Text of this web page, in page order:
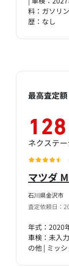
料：ガソリ
歴：なし
石川県金沢市
査定依頼日：
マツダ
年式：2020
車検：未入
の他 | ミッ
最高査定額
128
ネクステ